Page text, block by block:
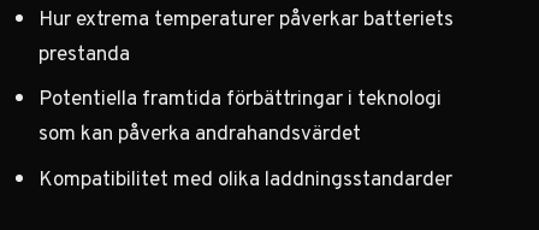
Hur extrema temperaturer påverkar batteriets
prestanda
Potentiella framtida förbättringar i teknologi
som kan påverka andrahandsvärdet
Kompatibilitet med olika laddningsstandarder